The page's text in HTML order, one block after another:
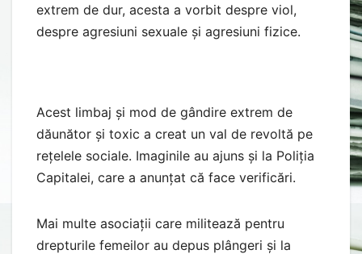
extrem de dur, acesta a vorbit despre viol,
despre agresiuni sexuale și agresiuni fizice.
Acest limbaj și mod de gândire extrem de
dăunător și toxic a creat un val de revoltă pe
rețelele sociale. Imaginile au ajuns și la Poliția
Capitalei, care a anunțat că face verificări.
Mai multe asociații care militează pentru
drepturile femeilor au depus plângeri și la